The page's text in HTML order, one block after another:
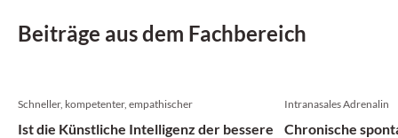
Beiträge aus dem Fachbereich
Schneller, kompetenter, empathischer
Ist die Künstliche Intelligenz der bessere
Intranasales Adrenalin
Chronische